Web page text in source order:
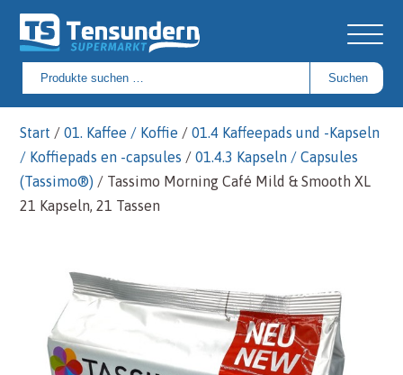
Suchen
nach:
Suchen
Start /01. Kaffee / Koffie /01.4 Kaffeepads und -Kapseln
/ Koffiepads en -capsules /01.4.3 Kapseln / Capsules
(Tassimo®) / Tassimo Morning Café Mild & Smooth XL
21 Kapseln, 21 Tassen